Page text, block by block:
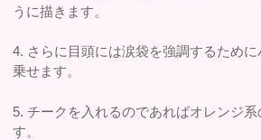
うに描きます。
4. さらに目頭には涙袋を強調するため
乗せます。
5. チークを入れるのであればオレンジ
す。